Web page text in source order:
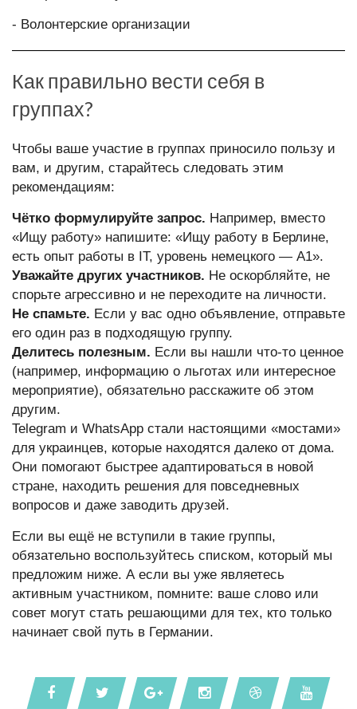
- Волонтерские организации
Как правильно вести себя в
группах?
Чтобы ваше участие в группах приносило пользу и
вам, и другим, старайтесь следовать этим
рекомендациям:
Чётко формулируйте запрос. Например, вместо
«Ищу работу» напишите: «Ищу работу в Берлине,
есть опыт работы в IT, уровень немецкого — А1».
Уважайте других участников. Не оскорбляйте, не
спорьте агрессивно и не переходите на личности.
Не спамьте. Если у вас одно объявление, отправьте
его один раз в подходящую группу.
Делитесь полезным. Если вы нашли что-то ценное
(например, информацию о льготах или интересное
мероприятие), обязательно расскажите об этом
другим.
Telegram и WhatsApp стали настоящими «мостами»
для украинцев, которые находятся далеко от дома.
Они помогают быстрее адаптироваться в новой
стране, находить решения для повседневных
вопросов и даже заводить друзей.
Если вы ещё не вступили в такие группы,
обязательно воспользуйтесь списком, который мы
предложим ниже. А если вы уже являетесь
активным участником, помните: ваше слово или
совет могут стать решающими для тех, кто только
начинает свой путь в Германии.